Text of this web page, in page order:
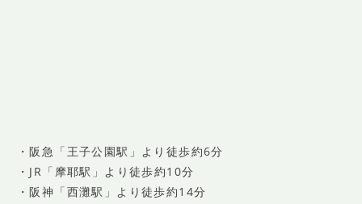
・阪急「王子公園駅」より徒歩約6分
・JR「摩耶駅」より徒歩約10分
・阪神「西灘駅」より徒歩約14分